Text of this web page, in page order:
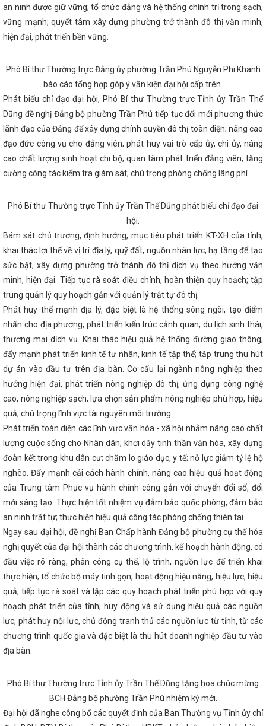
gần 850 tỷ đồng ở huyện miền núi Hà Tĩnh
Tập trung cao
tế - xã hội những tháng cuối năm
Tình hình thị trường cận kề
2024
Sơ kết giữa nhiệm kỳ thực hiện Nghị quyết Đại hội Đảng
III, nhiệm kỳ 2020 - 2025
hóa Tết Nguyên đán năm 2024
Quy định xử phạt vi phạm
và vật liệu nổ công nghiệp
Thực hiện tốt Cuộc vận động
Hà Tĩnh quán triệt các chuyên đề quan trọng, dự
thực hiện Nghị quyết Đại hội Đảng bộ tỉnh lần thứ XX
Đại hội
tỉnh Hà Tĩnh lần thứ IV, nhiệm kỳ 2023-2028
Hội chợ Công
Hà Tĩnh 2025 diễn ra từ 19/11
Hà Tĩnh tham gia trưng bày, giới
trưng, tiêu biểu tại Hội nghị kết nối giao thương Khu vực miền Trung
phố Đà Nẵng
Lãnh đạo Hà Tĩnh thăm Công ty TNHH Công
Tengchi
Tổ chức giải bóng chuyền hơi chào mừng chào
Hội nghị triển khai Chiến lược phát triển năng lượng
tầm nhìn đến năm 2050
Tổng Bí thư, Chủ tịch nước Tô Lâm
thời gian tới
Lý do dừng trình đề án sắp xếp huyện, xã theo
khai mạc Kỳ họp thứ 5, Quốc hội khóa XV
SỞ CÔNG THƯƠNG TỈNH HÀ TĨNH
Lễ ký kết Bản ghi nhớ hợp
giữa Ủy ban Cạnh tranh Quốc gia và Đại sứ quán Liên hiệp Vương
Diễn tập ứng phó sự cố hóa chất năm 2025 tại nhà máy nhiệt điện
Nhiệt điện Vũng Áng II
Nữ đoàn viên, người lao động ngành
hưởng ứng “Tuần lễ Áo dài” năm 2024
Phát triển công
gắn với sản xuất, lắp ráp ô tô trong nước, phát triển hệ thống
Nguyễn Hồng Diên giải trình, làm rõ các vấn đề Đại biểu Quốc
lượng tái tạo
CĐN Công Thương: Sớm hoàn thành kế hoạch
2024
Đoàn công tác LĐLĐ tỉnh làm việc với CĐN Công Thương
kỳ 2023-2028
Đảng ủy Sở Công Thương tổ chức Chào cờ -
năm 2024
Nhà máy Nhiệt điện Vũng Áng 2 tiếp nhận những tấn
quản lý nhà nước về Thương mại trong điều kiện thực hiện chính
địa bàn tỉnh Hà Tĩnh
Hội nghị tập huấn tuyên truyền Cuộc vận
dùng hàng Việt Nam” tại huyện Nghi Xuân năm 2023
Hà
gia, trọng điểm ngành năng lượng
Hà Tĩnh với “Chiến dịch
hành Đảng bộ tỉnh đánh giá tình hình KT - XH năm 2025
Đề xuất
trời đầu tiên trên kênh thủy lợi của Việt Nam tại Hà Tĩnh
Ban
Đảng bộ tỉnh Hà Tĩnh họp cho ý kiến các nội dung
Xô Viết Nghệ Tĩnh kéo dài về phía Đông
Sở Công Thương tổ
tác tháng 4 năm 2025
Kê hoạch thực hiện chương trình
trường Việt Nam giai đoạn 2025 - 2030 trên địa bàn tỉnh Hà Tĩnh
và Bộ Công Thương Lào trao Biên bản ghi nhớ về phát triển chuỗi
đội Biên phòng tỉnh giành giải nhất Hội thi "Dân vận khéo" Hà Tĩnh
công nghiệp tháng 7 và 7 tháng đầu năm 2026
Kỳ họp lần thứ
mại Việt Nam – Trung Quốc
Hà Tĩnh tham gia Hội nghị
phố Hồ Chí Minh và các tỉnh, thành phố trong cả nước
Hà Tĩnh
phố Huế về triển khai hoạt động Khoa học công nghệ, chuyển
trên môi trường mạng internet như thế nào?
Thúc đẩy đưa
Thành phố Hà Tĩnh một thế kỷ vươn mình khởi sắc
Minh với các tỉnh Bắc Trung Bộ và phía Bắc
Tăng trưởng
thứ nhất Bắc Trung Bộ
Tập huấn kiến thức công nghiệp hỗ
biến văn bản pháp luật về cụm công nghiệp
HĐND tỉnh Hà
369 nghị quyết
Hà Tĩnh có 6 dự án khởi công, khởi động
Kế hoạch triển khai thực hiện Nghị quyết số 209/NQ-CP ngày
phủ; Kế hoạch số 322-KH/TU ngày 10/01/2025 của Tỉnh ủy về việc
TW ngày 19/3/2024 của Ban Bí thư Trung ương Đảng khóa XIII về
toàn khi mua bán hàng hóa trong thương mại điện tử và thanh
họp thứ 34, HĐND tỉnh: Đại biểu chất vấn về nguy cơ mất an toàn hồ
ương người giàu bất thường, nói nhiều làm ít
đưa Hà Tĩnh phát triển nhanh và bền vững giai đoạn 2026 - 2030
mạnh thực hiện Đề án 06 ở Hà Tĩnh
Làm việc với Tổng Công
trì tuyến hàng container qua cảng Vũng Áng
DIỄN TẬP ỨNG
TẠI CHI NHÁNH CÔNG NGHIỆP HÓA CHẤT MỎ HÀ TĨNH
thị về việc tiếp tục tăng cường công tác quản lý, kiểm soát hóa chất
các hóa chất nguy hiểm khác trong lĩnh vực công nghiệp
Hỗ
an ninh được giữ vững; tổ chức đảng và hệ thống chính trị trong sạch,
vững mạnh; quyết tâm xây dựng phường trở thành đô thị văn minh,
hiện đại, phát triển bền vững.
Phó Bí thư Thường trực Đảng ủy phường Trần Phú Nguyễn Phi Khanh
báo cáo tổng hợp góp ý văn kiện đại hội cấp trên.
Phát biểu chỉ đạo đại hội, Phó Bí thư Thường trực Tỉnh ủy Trần Thế
Dũng đề nghị Đảng bộ phường Trần Phú tiếp tục đổi mới phương thức
lãnh đạo của Đảng để xây dựng chính quyền đô thị toàn diện; nâng cao
đạo đức công vụ cho đảng viên; phát huy vai trò cấp ủy, chi ủy, nâng
cao chất lượng sinh hoạt chi bộ; quan tâm phát triển đảng viên; tăng
cường công tác kiểm tra giám sát; chú trọng phòng chống lãng phí.
Phó Bí thư Thường trực Tỉnh ủy Trần Thế Dũng phát biểu chỉ đạo đại
hội.
Bám sát chủ trương, định hướng, mục tiêu phát triển KT-XH của tỉnh,
khai thác lợi thế về vị trí địa lý, quỹ đất, nguồn nhân lực, hạ tầng để tạo
sức bật, xây dựng phường trở thành đô thị dịch vụ theo hướng văn
minh, hiện đại. Tiếp tục rà soát điều chỉnh, hoàn thiện quy hoạch; tập
trung quản lý quy hoạch gắn với quản lý trật tự đô thị.
Phát huy thế mạnh địa lý, đặc biệt là hệ thống sông ngòi, tạo điểm
nhấn cho địa phương, phát triển kiến trúc cảnh quan, du lịch sinh thái,
thương mại dịch vụ. Khai thác hiệu quả hệ thống đường giao thông;
đẩy mạnh phát triển kinh tế tư nhân, kinh tế tập thể; tập trung thu hút
dự án vào đầu tư trên địa bàn. Cơ cấu lại ngành nông nghiệp theo
hướng hiện đại, phát triển nông nghiệp đô thị, ứng dụng công nghệ
cao, nông nghiệp sạch; lựa chọn sản phẩm nông nghiệp phù hợp, hiệu
quả; chú trọng lĩnh vực tài nguyên môi trường.
Phát triển toàn diện các lĩnh vực văn hóa - xã hội nhằm nâng cao chất
lượng cuộc sống cho Nhân dân; khơi dậy tinh thần văn hóa, xây dựng
đoàn kết trong khu dân cư; chăm lo giáo dục, y tế; nỗ lực giảm tỷ lệ hộ
nghèo. Đẩy mạnh cải cách hành chính, nâng cao hiệu quả hoạt động
của Trung tâm Phục vụ hành chính công gắn với chuyển đổi số, đổi
mới sáng tạo. Thực hiện tốt nhiệm vụ đảm bảo quốc phòng, đảm bảo
an ninh trật tự; thực hiện hiệu quả công tác phòng chống thiên tai...
Ngay sau đại hội, đề nghị Ban Chấp hành Đảng bộ phường cụ thể hóa
nghị quyết của đại hội thành các chương trình, kế hoạch hành động, có
đầu việc rõ ràng, phân công cụ thể, lộ trình, nguồn lực để triển khai
thực hiện; tổ chức bộ máy tinh gọn, hoạt động hiệu năng, hiệu lực, hiệu
quả; tiếp tục rà soát và lập các quy hoạch phát triển phù hợp với quy
hoạch phát triển của tỉnh; huy động và sử dụng hiệu quả các nguồn
lực; phát huy nội lực, chủ động tranh thủ các nguồn lực từ tỉnh, từ các
chương trình quốc gia và đặc biệt là thu hút doanh nghiệp đầu tư vào
địa bàn.
Phó Bí thư Thường trực Tỉnh ủy Trần Thế Dũng tặng hoa chúc mừng
BCH Đảng bộ phường Trần Phú nhiệm kỳ mới.
Đại hội đã nghe công bố các quyết định của Ban Thường vụ Tỉnh ủy chỉ